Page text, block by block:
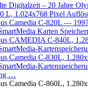
Digitalzeit – 20 Jahre
L, 1.024x768 Pixel
Camedia C-820L —
Karten
CAMEDIA C-840L,
Camedia C-830L,
…
Camedia C-860L,